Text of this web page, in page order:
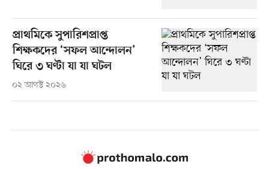
প্রাথমিকে সুপারিশপ্রাপ্ত
শিক্ষকদের ‘সফল আন্দোলন’
ঘিরে ৩ ঘণ্টা যা যা ঘটল
০২ আগস্ট ২০২৬